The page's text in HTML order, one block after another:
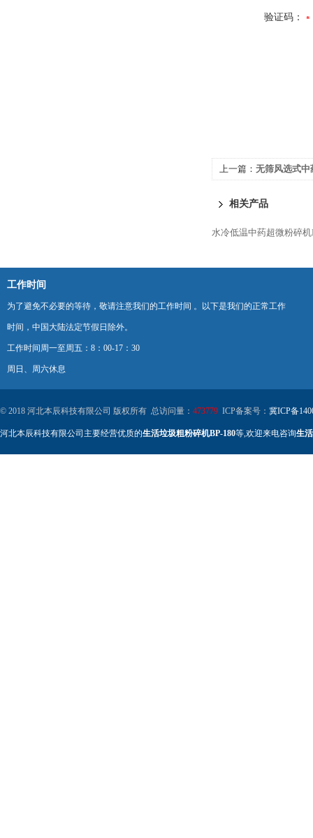
验证码：
上一篇： 无筛风选式中
相关产品
水冷低温中药超微粉碎机
工作时间
为了避免不必要的等待，敬请注意我们的工作时间 。以下是我们的正常工作
时间，中国大陆法定节假日除外。
工作时间周一至周五：8：00-17：30
周日、周六休息
© 2018 河北本辰科技有限公司 版权所有 总访问量： 473779 ICP备案号： 冀ICP备
河北本辰科技有限公司主要经营优质的生活垃圾粗粉碎机BP-180等,欢迎来电咨询生